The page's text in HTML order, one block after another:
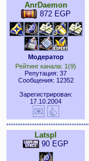
AnrDaemon
872 EGP
Модератор
Рейтинг канала: 1(9)
Репутация: 37
Сообщения: 12352
Зарегистрирован:
17.10.2004
Latspl
90 EGP